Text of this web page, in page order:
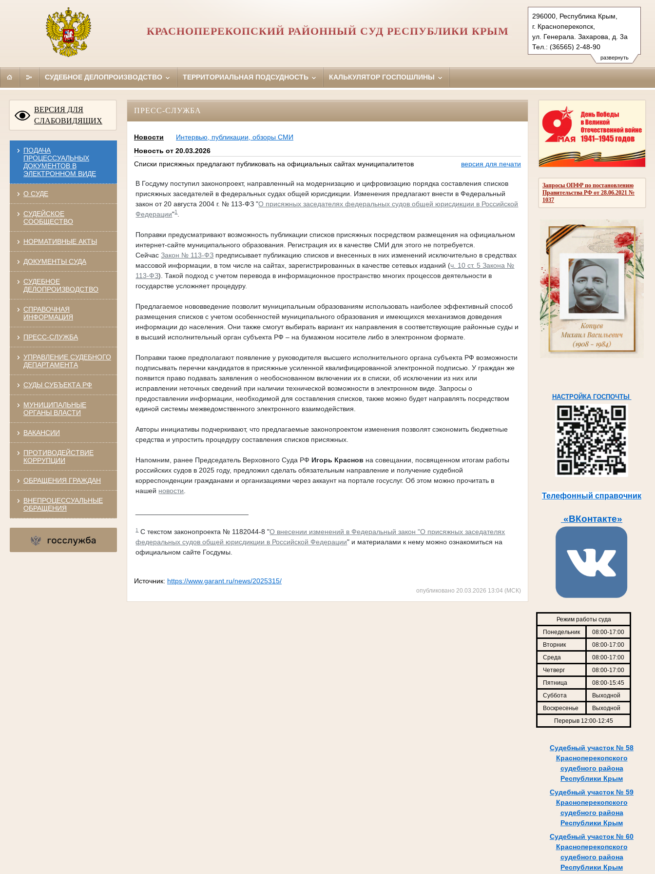
развернуть
296000, Республика Крым,
г. Красноперекопск,
ул. Генерала. Захарова, д. 3а
Тел.: (36565) 2-48-90
krasnoperekopskiy.krm@sudrf.ru
КРАСНОПЕРЕКОПСКИЙ РАЙОННЫЙ СУД РЕСПУБЛИКИ КРЫМ
СУДЕБНОЕ ДЕЛОПРОИЗВОДСТВО ТЕРРИТОРИАЛЬНАЯ ПОДСУДНОСТЬ КАЛЬКУЛЯТОР ГОСПОШЛИНЫ
ВЕРСИЯ ДЛЯ
СЛАБОВИДЯЩИХ
ПОДАЧА
ПРОЦЕССУАЛЬНЫХ
ДОКУМЕНТОВ В
ЭЛЕКТРОННОМ ВИДЕ
О СУДЕ
СУДЕЙСКОЕ
СООБЩЕСТВО
НОРМАТИВНЫЕ АКТЫ
ДОКУМЕНТЫ СУДА
СУДЕБНОЕ
ДЕЛОПРОИЗВОДСТВО
СПРАВОЧНАЯ
ИНФОРМАЦИЯ
ПРЕСС-СЛУЖБА
УПРАВЛЕНИЕ СУДЕБНОГО
ДЕПАРТАМЕНТА
СУДЫ СУБЪЕКТА РФ
МУНИЦИПАЛЬНЫЕ
ОРГАНЫ ВЛАСТИ
ВАКАНСИИ
ПРОТИВОДЕЙСТВИЕ
КОРРУПЦИИ
ОБРАЩЕНИЯ ГРАЖДАН
ВНЕПРОЦЕССУАЛЬНЫЕ
ОБРАЩЕНИЯ
Запросы ОПФР по постановлению
Правительства РФ от 28.06.2021 №
1037
НАСТРОЙКА ГОСПОЧТЫ
Телефонный справочник
«ВКонтакте»
Режим работы суда
Понедельник
08:00-17:00
Вторник
08:00-17:00
Среда
08:00-17:00
Четверг
08:00-17:00
Пятница
08:00-15:45
Суббота
Выходной
Воскресенье
Выходной
Перерыв 12:00-12:45
Судебный участок № 58
Красноперекопского
судебного района
Республики Крым
Судебный участок № 59
Красноперекопского
судебного района
Республики Крым
Судебный участок № 60
Красноперекопского
судебного района
Республики Крым
ПРЕСС-СЛУЖБА
Новости
Интервью, публикации, обзоры СМИ
Новость от 20.03.2026
Списки присяжных предлагают публиковать на официальных сайтах муниципалитетов
версия для печати
В Госдуму поступил законопроект, направленный на модернизацию и цифровизацию порядка составления списков
присяжных заседателей в федеральных судах общей юрисдикции. Изменения предлагают внести в Федеральный
закон от 20 августа 2004 г. № 113-ФЗ "О присяжных заседателях федеральных судов общей юрисдикции в Российской
Федерации"1 .
Поправки предусматривают возможность публикации списков присяжных посредством размещения на официальном
интернет-сайте муниципального образования. Регистрация их в качестве СМИ для этого не потребуется.
СейчасЗакон № 113-ФЗ предписывает публикацию списков и внесенных в них изменений исключительно в средствах
массовой информации, в том числе на сайтах, зарегистрированных в качестве сетевых изданий (ч. 10 ст. 5 Закона №
113-ФЗ). Такой подход с учетом перевода в информационное пространство многих процессов деятельности в
государстве усложняет процедуру.
Предлагаемое нововведение позволит муниципальным образованиям использовать наиболее эффективный способ
размещения списков с учетом особенностей муниципального образования и имеющихся механизмов доведения
информации до населения. Они также смогут выбирать вариант их направления в соответствующие районные суды и
в высший исполнительный орган субъекта РФ – на бумажном носителе либо в электронном формате.
Поправки также предполагают появление у руководителя высшего исполнительного органа субъекта РФ возможности
подписывать перечни кандидатов в присяжные усиленной квалифицированной электронной подписью. У граждан же
появится право подавать заявления о необоснованном включении их в списки, об исключении из них или
исправлении неточных сведений при наличии технической возможности в электронном виде. Запросы о
предоставлении информации, необходимой для составления списков, также можно будет направлять посредством
единой системы межведомственного электронного взаимодействия.
Авторы инициативы подчеркивают, что предлагаемые законопроектом изменения позволят сэкономить бюджетные
средства и упростить процедуру составления списков присяжных.
Напомним, ранее Председатель Верховного Суда РФ Игорь Краснов на совещании, посвященном итогам работы
российских судов в 2025 году, предложил сделать обязательным направление и получение судебной
корреспонденции гражданами и организациями через аккаунт на портале госуслуг. Об этом можно прочитать в
нашей новости
1 С текстом законопроекта № 1182044-8 "О внесении изменений в Федеральный закон "О присяжных заседателях
федеральных судов общей юрисдикции в Российской Федерации" и материалами к нему можно ознакомиться на
официальном сайте Госдумы.
Источник: https://www.garant.ru/news/2025315/
опубликовано 20.03.2026 13:04 (МСК)